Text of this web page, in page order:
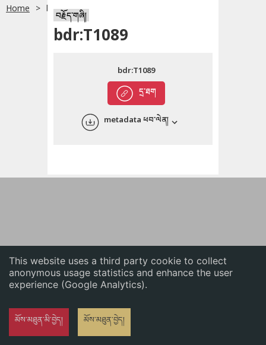
This website uses a third party cookie to collect
anonymous usage statistics and enhance the user
experience (Google Analytics).
མོས་མཐུན་མི་བྱེད། མོས་མཐུན་བྱེད།
English
Home bdr:T1089
བརྗོད་གཞི།
bdr:T1089
དྲ་ཐག
bdr:T1089
metadata ཕབ་ལེན།